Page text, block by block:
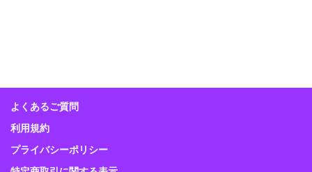
よくあるご質問
利用規約
プライバシーポリシー